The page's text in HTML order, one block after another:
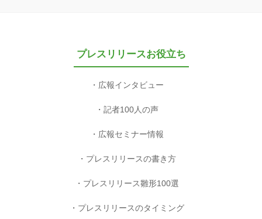
プレスリリースお役立ち
広報インタビュー
記者100人の声
広報セミナー情報
プレスリリースの書き方
プレスリリース雛形100選
プレスリリースのタイミング